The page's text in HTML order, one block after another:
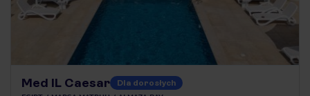
Med IL Caesar Dla dorosłych